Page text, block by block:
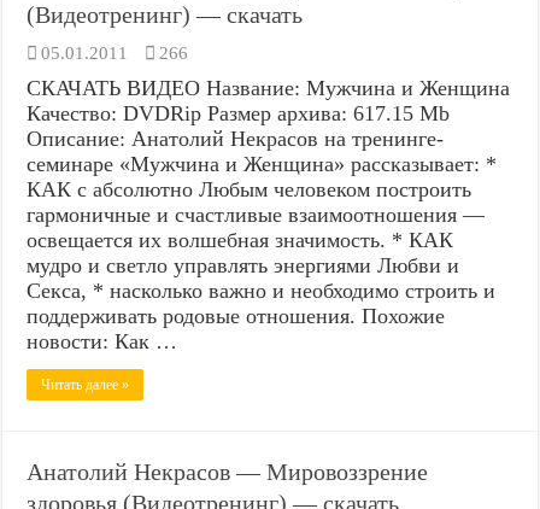
(Видеотренинг) — скачать
05.01.2011 266
СКАЧАТЬ ВИДЕО Название: Мужчина и Женщина
Качество: DVDRip Размер архива: 617.15 Mb
Описание: Анатолий Некрасов на тренинге-
семинаре «Мужчина и Женщина» рассказывает: *
КАК с абсолютно Любым человеком построить
гармоничные и счастливые взаимоотношения —
освещается их волшебная значимость. * КАК
мудро и светло управлять энергиями Любви и
Секса, * насколько важно и необходимо строить и
поддерживать родовые отношения. Похожие
новости: Как …
Читать далее »
Анатолий Некрасов — Мировоззрение
здоровья (Видеотренинг) — скачать